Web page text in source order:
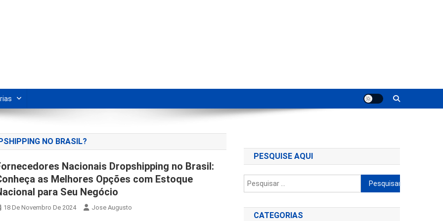
NO BRASIL?
Nacionais Dropshipping no Brasil:
as Melhores Opções com Estoque
para Seu Negócio
18 De Novembro De 2024 Jose Augusto
PESQUISE AQUI
Pesquisar
por:
CATEGORIAS